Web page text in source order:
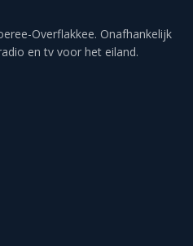
Overflakkee. Onafhankelijk
en tv voor het eiland.